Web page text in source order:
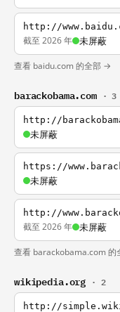
http://
截至 2026 年 未屏蔽
查看 baidu.com 的全部 →
barackobama.com · 3
http://
未屏蔽
https://
未屏蔽
http://
截至 2026 年 未屏蔽
查看 barackobama.com 的
wikipedia.org · 2
http://